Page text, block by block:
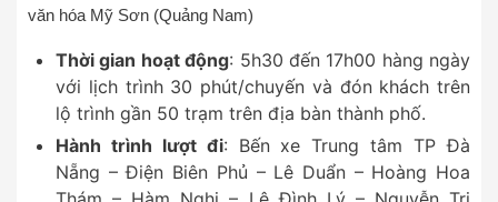
văn hóa Mỹ Sơn (Quảng Nam)
Thời gian hoạt động: 5h30 đến 17h00 hàng ngày
với lịch trình 30 phút/chuyến và đón khách trên
lộ trình gần 50 trạm trên địa bàn thành phố.
Hành trình lượt đi: Bến xe Trung tâm TP Đà
Nẵng – Điện Biên Phủ – Lê Duẩn – Hoàng Hoa